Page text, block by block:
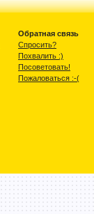
Обратная связь
Спросить?
Похвалить :)
Посоветовать!
Пожаловаться :-(